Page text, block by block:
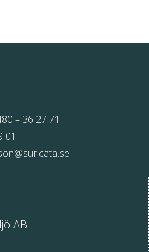
AB
– 36 27 71
01